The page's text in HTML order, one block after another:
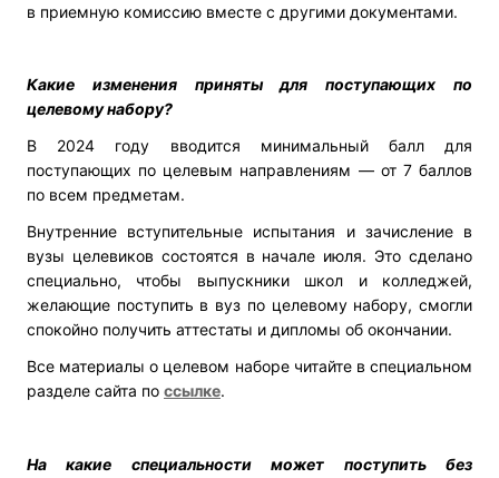
в приемную комиссию вместе с другими документами.
Какие изменения приняты для поступающих по
целевому набору?
В 2024 году вводится минимальный балл для
поступающих по целевым направлениям — от 7 баллов
по всем предметам.
Внутренние вступительные испытания и зачисление в
вузы целевиков состоятся в начале июля. Это сделано
специально, чтобы выпускники школ и колледжей,
желающие поступить в вуз по целевому набору, смогли
спокойно получить аттестаты и дипломы об окончании.
Все материалы о целевом наборе читайте в специальном
разделе сайта по ссылке.
На какие специальности может поступить без